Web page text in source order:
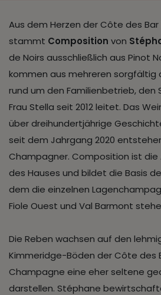
Aus dem Herzen der Côte des
stammt Composition von
de Noirs ausschließlich aus Pinot
kommen aus mehreren sorgfältig
rund um den Familienbetrieb,
Frau Stella seit 2012 leitet. Das
über dreihundertjährige
seit dem Jahrgang 2020
Champagner. Composition ist
des Hauses und bildet die Basis
dem die einzelnen
Fiole Ouest und Val Barmont
Die Reben wachsen auf den
Kimmeridge-Böden der Côte des
Champagne eine eher seltene
darstellen. Stéphane